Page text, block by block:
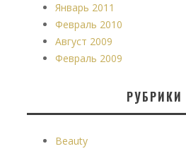
Январь 2011
Февраль 2010
Август 2009
Февраль 2009
РУБРИКИ
Beauty